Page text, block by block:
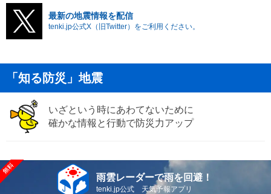
最新の地震情報を配信
tenki.jp公式X（旧Twitter）をご利用ください。
「知る防災」地震
いざという時にあわてないために
確かな情報と行動で防災力アップ
雨雲レーダーで雨を回避！
tenki.jp公式 天気予報アプリ